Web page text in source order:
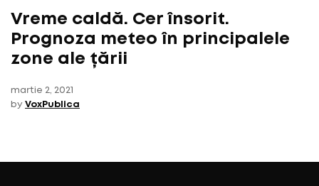
Vreme caldă. Cer însorit.
Prognoza meteo în principalele
zone ale țării
martie 2, 2021
by VoxPublica